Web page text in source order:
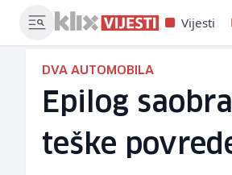
Vijesti
DVA AUTOMOBILA
Epilog
teške